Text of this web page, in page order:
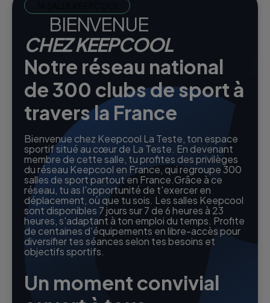
BIENVENUE
CHEZ KEEPCOOL
Notre réseau national
de 300 clubs de sport à
travers la France
Bienvenue chez Keepcool La Teste, ton espace
sportif situé au cœur de La Teste. En devenant
membre de cette salle, tu profites des privilèges
du réseau Keepcool en France, qui regroupe 300
salles de sport partout en France.Grâce à ce
réseau, tu as l'opportunité de t'exercer en
déplacement, où que tu sois. Les salles Keepcool
sont disponibles 7 jours sur 7 de 6 heures à 23
heures, s'adaptant à ton emploi du temps. Profite
de centaines d’équipements en libre-accès pour
diversifier tes séances selon tes besoins et
objectifs sportifs.
Un moment convivial